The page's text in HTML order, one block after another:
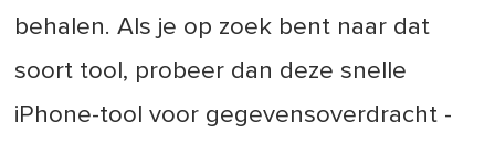
behalen. Als je op zoek bent naar dat
soort tool, probeer dan deze snelle
iPhone-tool voor gegevensoverdracht -